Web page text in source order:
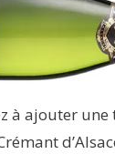
à ajouter